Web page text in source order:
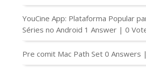
YouCine App: Plataforma Popular
Séries no Android 1 Answer | 0
Pre comit Mac Path Set 0 Answers |